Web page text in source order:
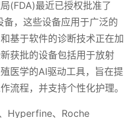
(FDA)最近已授权批准了
，这些设备应用于广泛的
基于软件的诊断技术正在加
获批的设备包括用于放射
医学的AI驱动工具，旨在提
流程，并支持个性化护理。
Hyperfine、Roche